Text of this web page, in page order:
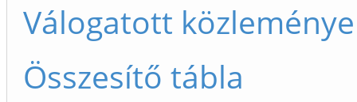
Válogatott
Összesítő tábla